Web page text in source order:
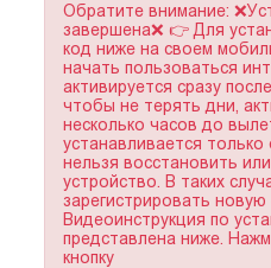
Обратите внимание:
завершена❌ 👉 Для
код ниже на своем
начать пользоваться
активируется сразу
чтобы не терять дни,
несколько часов до
устанавливается
нельзя восстановить
устройство. В таких
зарегистрировать новую
Видеоинструкция по
представлена ниже.
кнопку